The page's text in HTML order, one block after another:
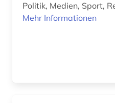
Politik, Medien, Sport,
Mehr Informationen